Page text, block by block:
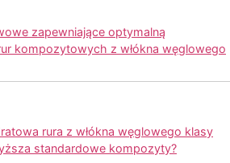
zapewniające optymalną
kompozytowych z włókna węglowego
rura z włókna węglowego klasy
standardowe kompozyty?